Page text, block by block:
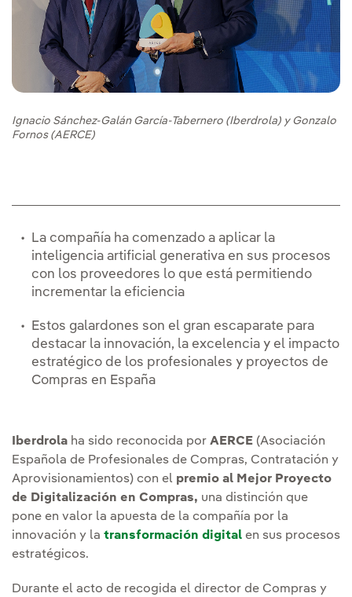
Ignacio Sánchez-Galán García-Tabernero (Iberdrola) y Gonzalo
Fornos (AERCE)
La compañía ha comenzado a aplicar la
inteligencia artificial generativa en sus procesos
con los proveedores lo que está permitiendo
incrementar la eficiencia
Estos galardones son el gran escaparate para
destacar la innovación, la excelencia y el impacto
estratégico de los profesionales y proyectos de
Compras en España
Iberdrola ha sido reconocida por AERCE (Asociación
Española de Profesionales de Compras, Contratación y
Aprovisionamientos) con el premio al Mejor Proyecto
de Digitalización en Compras, una distinción que
pone en valor la apuesta de la compañía por la
innovación y la transformación digital en sus procesos
estratégicos.
Durante el acto de recogida el director de Compras y